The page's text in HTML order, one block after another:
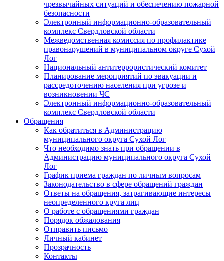
чрезвычайных ситуаций и обеспечению пожарной
безопасности
Электронный информационно-образовательный
комплекс Cвердловской области
Межведомственная комиссия по профилактике
правонарушений в муниципальном округе Сухой
Лог
Национальный антитеррористический комитет
Планирование мероприятий по эвакуации и
рассредоточению населения при угрозе и
возникновении ЧС
Электронный информационно-образовательный
комплекс Свердловской области
Обращения
Как обратиться в Администрацию
муниципального округа Сухой Лог
Что необходимо знать при обращении в
Администрацию муниципального округа Сухой
Лог
График приема граждан по личным вопросам
Законодательство в сфере обращений граждан
Ответы на обращения, затрагивающие интересы
неопределенного круга лиц
О работе с обращениями граждан
Порядок обжалования
Отправить письмо
Личный кабинет
Прозрачность
Контакты